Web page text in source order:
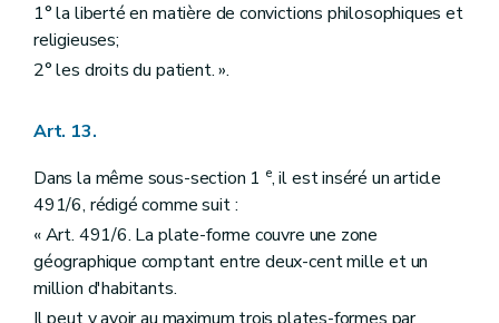
1° la liberté en matière de convictions philosophiques et
religieuses;
2° les droits du patient. ».
Art. 13.
Dans la même sous-section 1 e, il est inséré un article
491/6, rédigé comme suit :
« Art. 491/6. La plate-forme couvre une zone
géographique comptant entre deux-cent mille et un
million d'habitants.